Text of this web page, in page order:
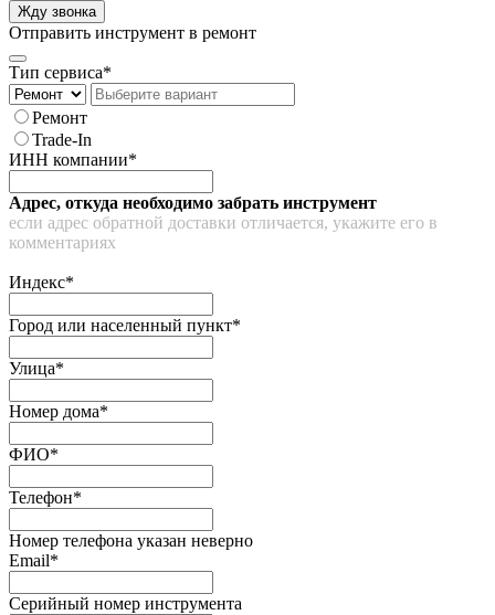
Жду звонка
Отправить инструмент в ремонт
Тип сервиса*
Ремонт
Trade-In
ИНН компании*
Адрес, откуда необходимо забрать инструмент
если адрес обратной доставки отличается, укажите его в
комментариях
Индекс*
Город или населенный пункт*
Улица*
Номер дома*
ФИО*
Телефон*
Номер телефона указан неверно
Email*
Серийный номер инструмента